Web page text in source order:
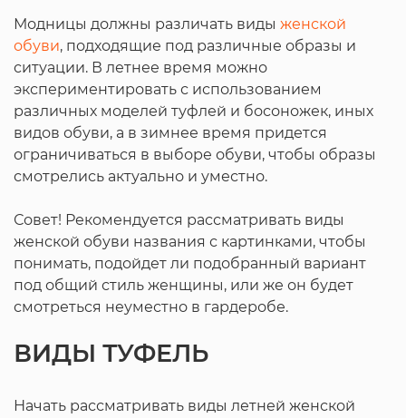
Модницы должны различать виды женской
обуви, подходящие под различные образы и
ситуации. В летнее время можно
экспериментировать с использованием
различных моделей туфлей и босоножек, иных
видов обуви, а в зимнее время придется
ограничиваться в выборе обуви, чтобы образы
смотрелись актуально и уместно.
Совет! Рекомендуется рассматривать виды
женской обуви названия с картинками, чтобы
понимать, подойдет ли подобранный вариант
под общий стиль женщины, или же он будет
смотреться неуместно в гардеробе.
ВИДЫ ТУФЕЛЬ
Начать рассматривать виды летней женской